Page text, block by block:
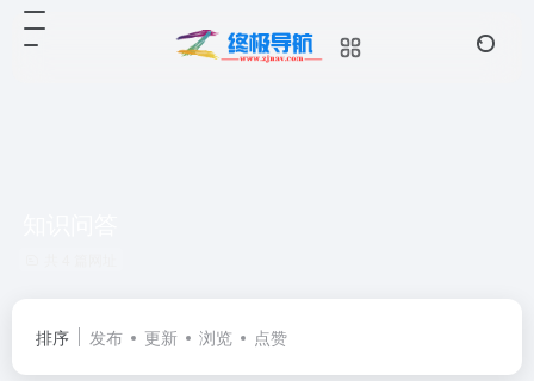
排序 发布 更新 浏览 点赞